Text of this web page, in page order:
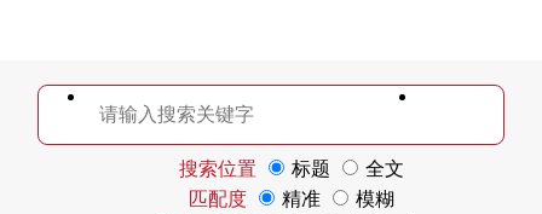
搜索位置 标题
全文
匹配度
精准
模糊